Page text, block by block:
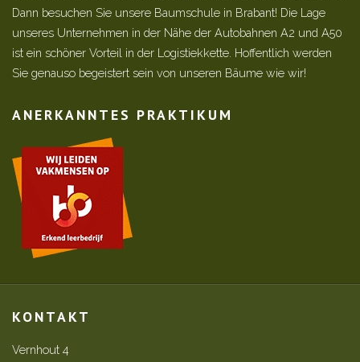
Dann besuchen Sie unsere Baumschule in Brabant! Die Lage
unseres Unternehmen in der Nähe der Autobahnen A2 und A50
ist ein schöner Vorteil in der Logistiekkette. Hoffentlich werden
Sie genauso begeistert sein von unseren Bäume wie wir!
ANERKANNTES PRAKTIKUM
KONTAKT
Vernhout 4